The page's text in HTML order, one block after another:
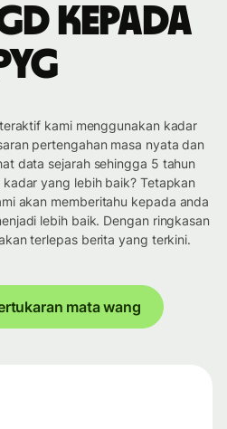
kepada
PYG
kami menggunakan kadar
pertengahan masa nyata dan
data sejarah sehingga 5 tahun
yang lebih baik? Tetapkan
akan memberitahu kepada anda
lebih baik. Dengan ringkasan
terlepas berita yang terkini.
mata wang